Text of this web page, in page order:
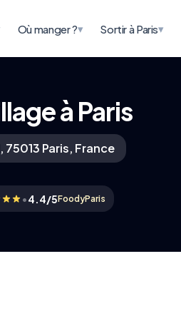
Où manger ?▾ Sortir à Paris▾
à Paris
Paris, France
•4.4/5FoodyParis